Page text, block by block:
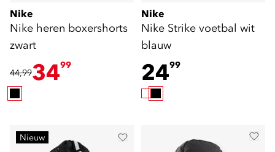
Nike
Nike heren boxershorts
zwart
44,993499
Nike
Nike Strike voetbal wit
blauw
2499
Nieuw